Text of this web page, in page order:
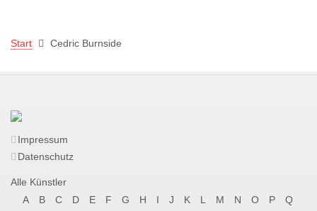
Start Cedric Burnside
Impressum
Datenschutz
Alle Künstler
A
B C D E F G H I J K L M N O P
Q